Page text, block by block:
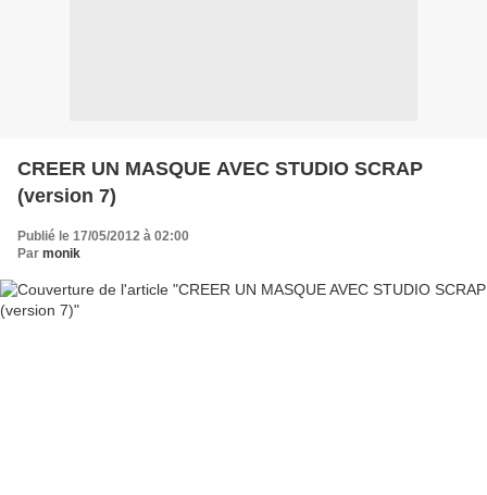
CREER UN MASQUE AVEC STUDIO SCRAP
(version 7)
Publié le 17/05/2012 à 02:00
Par monik